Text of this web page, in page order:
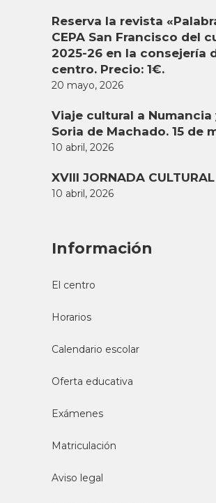
Reserva la revista
CEPA San Francisco del
2025-26 en la consejería
centro. Precio: 1€.
20 mayo, 2026
Viaje cultural a Numancia
Soria de Machado. 15 de
10 abril, 2026
XVIII JORNADA CULTURAL
10 abril, 2026
Información
El centro
Horarios
Calendario escolar
Oferta educativa
Exámenes
Matriculación
Aviso legal